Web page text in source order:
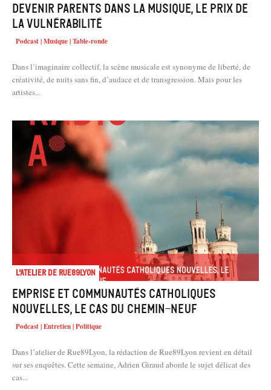
Devenir parents dans la musique, le prix de
la vulnérabilité
Podcast | Musique | Table-ronde
Dans l’imaginaire collectif, la scène musicale est synonyme de liberté, de
créativité, de nuits sans fin, d’audace et de transgression. Mais pour les
artistes...
L'atelier de Rue89Lyon
Emprise et communautés catholiques
nouvelles, le cas du Chemin-Neuf
Podcast | Entretien | Politique
Dans l’atelier de Rue89Lyon, la rédaction de Rue89Lyon revient en détail
sur ses enquêtes. Cette semaine, Adrien Giraud aborde le sujet délicat des
cas...